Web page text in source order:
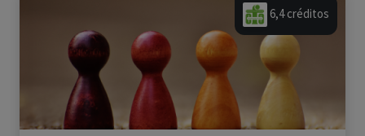
6,4 créditos